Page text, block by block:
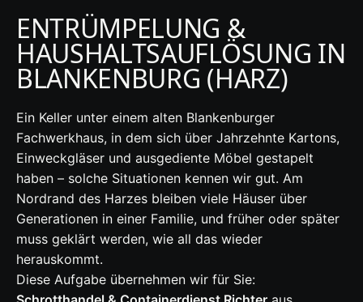
ENTRÜMPELUNG &
HAUSHALTSAUFLÖSUNG IN
BLANKENBURG (HARZ)
Ein Keller unter einem alten Blankenburger
Fachwerkhaus, in dem sich über Jahrzehnte Kartons,
Einweckgläser und ausgediente Möbel gestapelt
haben – solche Situationen kennen wir gut. Am
Nordrand des Harzes bleiben viele Häuser über
Generationen in einer Familie, und früher oder später
muss geklärt werden, wie all das wieder
herauskommt.
Diese Aufgabe übernehmen wir für Sie: